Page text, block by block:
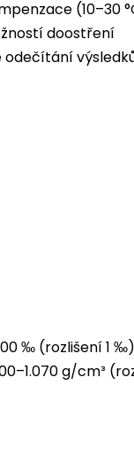
(10–30
doostření
odečítání
‰ (rozlišení 1 ‰)
g/cm³